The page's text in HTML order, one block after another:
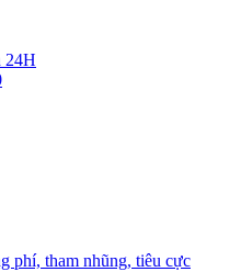
24H
phí, tham nhũng, tiêu cực